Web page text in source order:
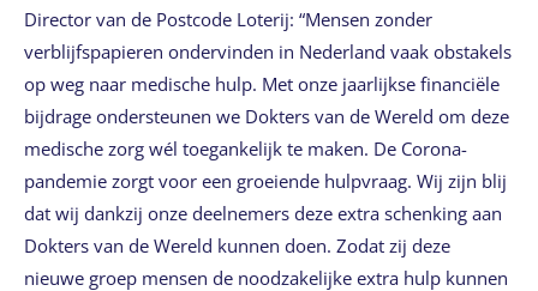
Director van de Postcode Loterij: “Mensen zonder
verblijfspapieren ondervinden in Nederland vaak obstakels
op weg naar medische hulp. Met onze jaarlijkse financiële
bijdrage ondersteunen we Dokters van de Wereld om deze
medische zorg wél toegankelijk te maken. De Corona-
pandemie zorgt voor een groeiende hulpvraag. Wij zijn blij
dat wij dankzij onze deelnemers deze extra schenking aan
Dokters van de Wereld kunnen doen. Zodat zij deze
nieuwe groep mensen de noodzakelijke extra hulp kunnen